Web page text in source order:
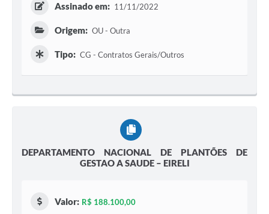
Assinado em: 11/11/2022
Origem: OU - Outra
Tipo: CG - Contratos Gerais/Outros
DEPARTAMENTO NACIONAL DE PLANTÕES DE
GESTAO A SAUDE – EIRELI
Valor: R$ 188.100,00